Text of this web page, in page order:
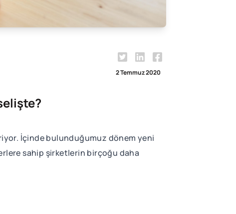
2 Temmuz 2020
İçinde bulunduğumuz dönem yeni
sahip şirketlerin birçoğu daha